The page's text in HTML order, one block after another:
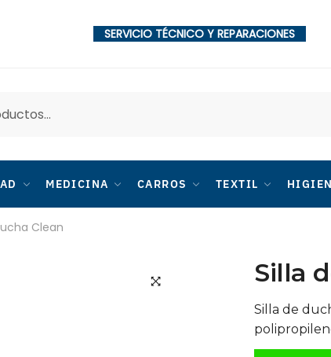
SERVICIO TÉCNICO Y REPARACIONES
MEDICINA CARROS TEXTIL
Clean
Silla
Silla de